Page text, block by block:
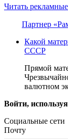
Читать
Партнер
Какой
СССР
Прямой
валютном
Войти,
Социальные сети
Почту